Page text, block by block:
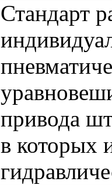
Стандарт
привода
в которых